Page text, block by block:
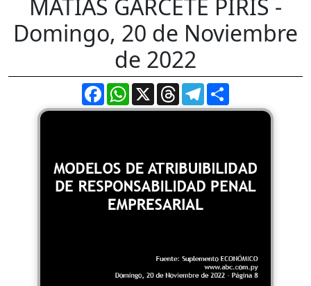
MATÍAS GARCETE PIRIS -
Domingo, 20 de Noviembre
de 2022
FacebookWhatsApp
X ThreadsTelegram